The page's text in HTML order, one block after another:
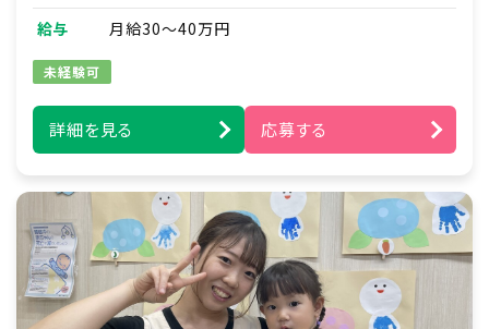
【主な仕事内容】
■経営戦略の立案・策定
・市場分析、競合分析を基にした中長期的な経営
戦略の策定
・経営方針や事業計画の立案
■予算管理・予測
・月次／四半期の予実管理と分析、改善策の提
案
■事業計画の実行と管理
・各部門と連携した事業計画の進捗管理
・KPI（重要業績評価指標）の設定とモニタリング
給与
月給30～40万円
未経験可
詳細を見る 応募する